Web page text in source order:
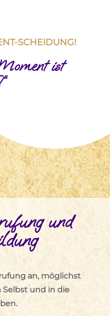
SCHEIDUNG!
ist
und
an, möglichst
Selbst und in die